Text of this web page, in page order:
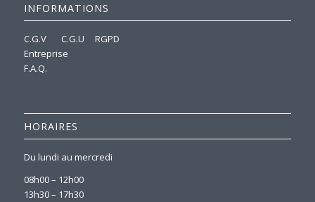
INFORMATIONS
C.G.V C.G.U
RGPD
Entreprise
F.A.Q.
HORAIRES
Du lundi au mercredi
08h00 – 12h00
13h30 – 17h30